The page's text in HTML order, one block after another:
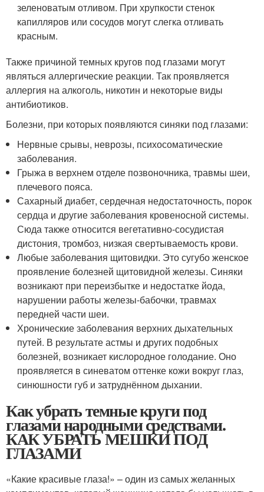
зеленоватым отливом. При хрупкости стенок
капилляров или сосудов могут слегка отливать
красным.
Также причиной темных кругов под глазами могут
являться аллергические реакции. Так проявляется
аллергия на алкоголь, никотин и некоторые виды
антибиотиков.
Болезни, при которых появляются синяки под глазами:
Нервные срывы, неврозы, психосоматические
заболевания.
Грыжа в верхнем отделе позвоночника, травмы шеи,
плечевого пояса.
Сахарный диабет, сердечная недостаточность, порок
сердца и другие заболевания кровеносной системы.
Сюда также относится вегетативно-сосудистая
дистония, тромбоз, низкая свертываемость крови.
Любые заболевания щитовидки. Это сугубо женское
проявление болезней щитовидной железы. Синяки
возникают при переизбытке и недостатке йода,
нарушении работы железы-бабочки, травмах
передней части шеи.
Хронические заболевания верхних дыхательных
путей. В результате астмы и других подобных
болезней, возникает кислородное голодание. Оно
проявляется в синеватом оттенке кожи вокруг глаз,
синюшности губ и затруднённом дыхании.
Как убрать темные круги под
глазами народными средствами.
КАК УБРАТЬ МЕШКИ ПОД
ГЛАЗАМИ
«Какие красивые глаза!» – один из самых желанных